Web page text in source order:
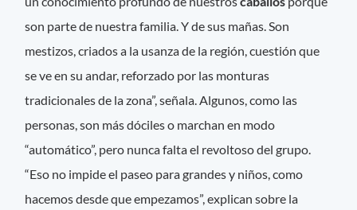
son parte de nuestra familia. Y de sus mañas. Son
mestizos, criados a la usanza de la región, cuestión que
se ve en su andar, reforzado por las monturas
tradicionales de la zona”, señala. Algunos, como las
personas, son más dóciles o marchan en modo
“automático”, pero nunca falta el revoltoso del grupo.
“Eso no impide el paseo para grandes y niños, como
hacemos desde que empezamos”, explican sobre la